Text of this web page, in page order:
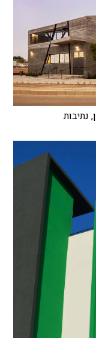
נתיבות